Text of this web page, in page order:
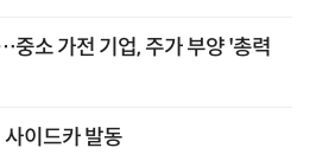
중소 가전 기업, 주가 부양 '총력
이드카 발동